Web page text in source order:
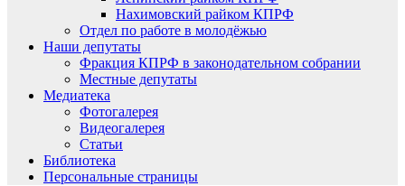
Нахимовский райком КПРФ
Отдел по работе в молодёжью
Наши депутаты
Фракция КПРФ в законодательном собрании
Местные депутаты
Медиатека
Фотогалерея
Видеогалерея
Статьи
Библиотека
Персональные страницы